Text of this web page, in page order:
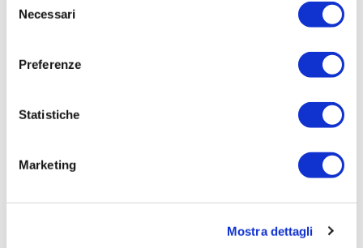
delNecessari
Preferenze
Statistiche
Marketing
Mostra dettagli
Tempi di completamento:
Importo Liquidato:
Pagina aggiornata il 04/08/2020